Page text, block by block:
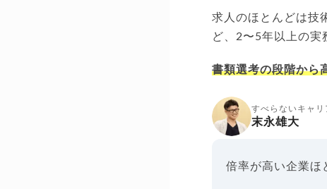
求人のほとんどは技
ど、2〜5年以上の実
書類選考の段階から
すべらないキャ
末永雄大
倍率が高い企業ほ